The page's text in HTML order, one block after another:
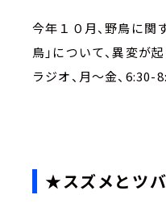
今年１０月、野鳥に関
鳥」について、異変が
ラジオ、月～金、6:30-
★スズメとツバ